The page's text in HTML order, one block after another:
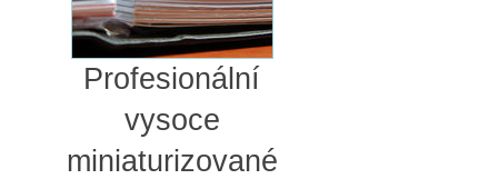
Profesionální
vysoce
miniaturizované